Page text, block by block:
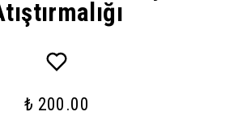
₺ 200.00